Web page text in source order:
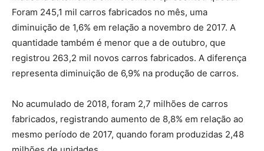
Foram 245,1 mil carros fabricados no mês, uma
diminuição de 1,6% em relação a novembro de 2017. A
quantidade também é menor que a de outubro, que
registrou 263,2 mil novos carros fabricados. A diferença
representa diminuição de 6,9% na produção de carros.
No acumulado de 2018, foram 2,7 milhões de carros
fabricados, registrando aumento de 8,8% em relação ao
mesmo período de 2017, quando foram produzidas 2,48